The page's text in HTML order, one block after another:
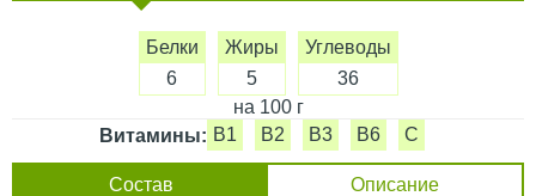
Белки
6
Жиры
5
Углеводы
36
на 100 г
Витамины: B1 B2 B3 B6 C
Состав Описание